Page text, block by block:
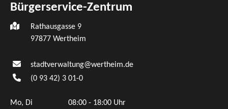
Bürgerservice-Zentrum
Rathausgasse 9
97877 Wertheim
stadtverwaltung@wertheim.de
(0 93 42) 3 01-0
Mo, Di
08:00 - 18:00 Uhr